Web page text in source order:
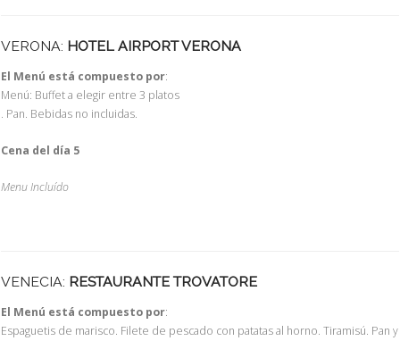
VERONA: HOTEL AIRPORT VERONA
El Menú está compuesto por:
Menú: Buffet a elegir entre 3 platos
. Pan. Bebidas no incluidas.
Cena del día 5
Menu Incluído
VENECIA: RESTAURANTE TROVATORE
El Menú está compuesto por:
Espaguetis de marisco. Filete de pescado con patatas al horno. Tiramisú. Pan y